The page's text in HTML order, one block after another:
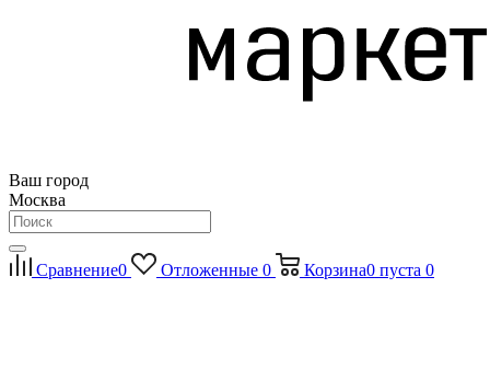
Ваш город
Москва
Сравнение0 Отложенные 0 Корзина0 пуста 0